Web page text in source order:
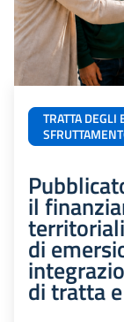
TRATTA
il
di
di tratta